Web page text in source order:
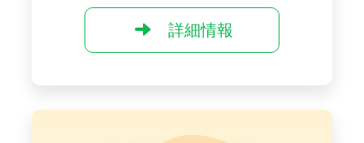
詳細情報